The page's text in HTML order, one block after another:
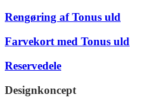
Rengøring af Tonus uld
Farvekort med Tonus uld
Reservedele
Designkoncept